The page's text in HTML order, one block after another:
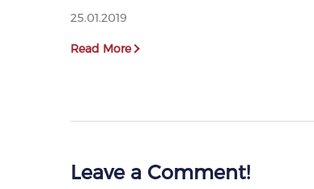
25.01.2019
Read More
Leave a Comment!